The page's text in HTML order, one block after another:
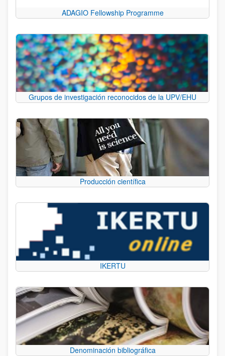
ADAGIO Fellowship Programme
Grupos de investigación reconocidos de la UPV/EHU
Producción científica
IKERTU
Denominación bibliográfica